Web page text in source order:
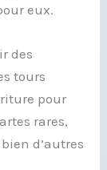
eux.
des
tours
pour
rares,
d’autres